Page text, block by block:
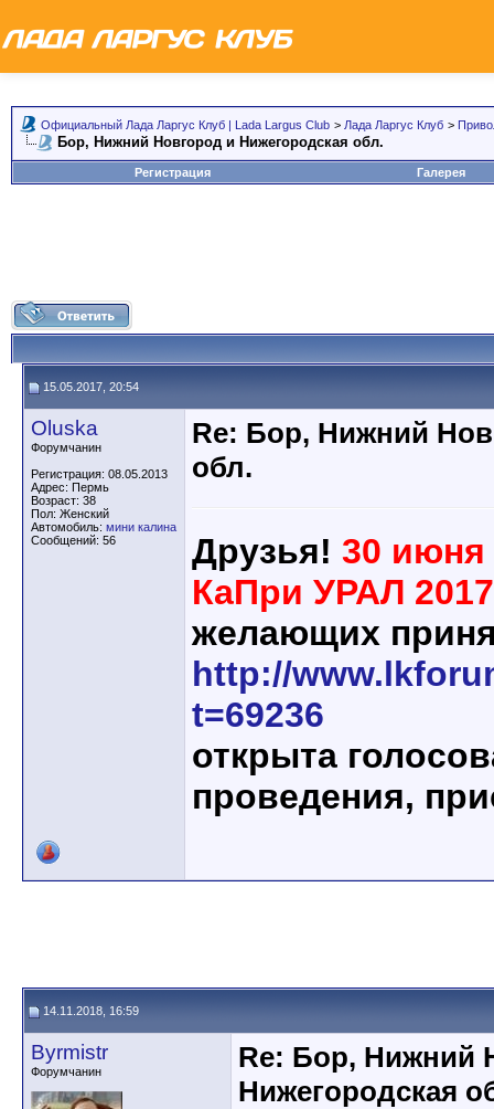
Официальный Лада Ларгус Клуб | Lada Largus Club > Лада Ларгус Клуб >
Бор, Нижний Новгород и Нижегородская обл.
Регистрация Галерея
15.05.2017, 20:54
Oluska
Форумчанин
Регистрация: 08.05.2013
Адрес: Пермь
Возраст: 38
Пол: Женский
Автомобиль: мини калина
Сообщений: 56
Re: Бор, Нижний
обл.
Друзья! 30
КаПри УРАЛ 2017
желающих
http://
t=69236
открыта
проведения,
14.11.2018, 16:59
Byrmistr
Форумчанин
Re: Бор, Нижний
Нижегородская